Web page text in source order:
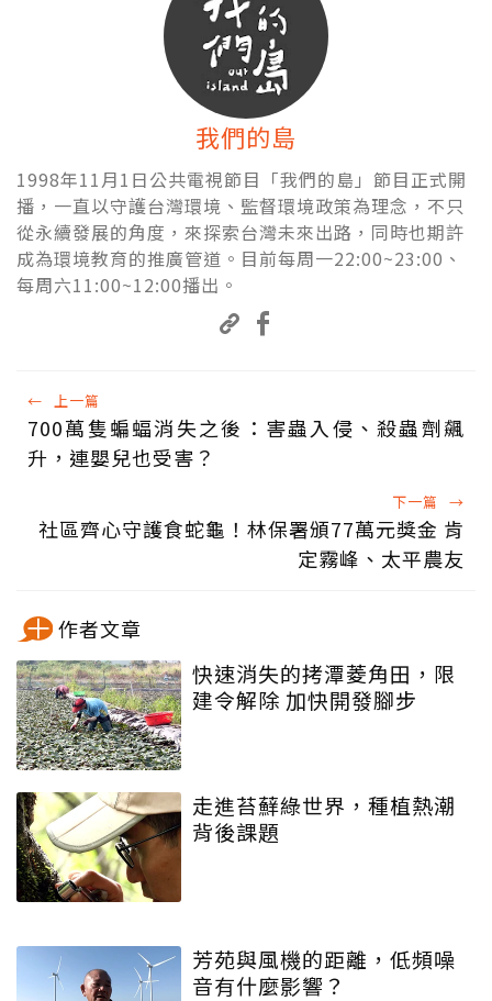
我們的島
1998年11月1日公共電視節目「我們的島」節目正式開
播，一直以守護台灣環境、監督環境政策為理念，不只
從永續發展的角度，來探索台灣未來出路，同時也期許
成為環境教育的推廣管道。目前每周一22:00~23:00、
每周六11:00~12:00播出。
← 上一篇
700萬隻蝙蝠消失之後：害蟲入侵、殺蟲劑飆
升，連嬰兒也受害？
下一篇 →
社區齊心守護食蛇龜！林保署頒77萬元獎金 肯
定霧峰、太平農友
作者文章
快速消失的拷潭菱角田，限
建令解除 加快開發腳步
走進苔蘚綠世界，種植熱潮
背後課題
芳苑與風機的距離，低頻噪
音有什麼影響？